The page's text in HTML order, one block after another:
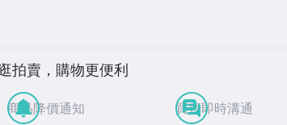
拍賣，購物更便利
商品降價通知 買賣即時溝通